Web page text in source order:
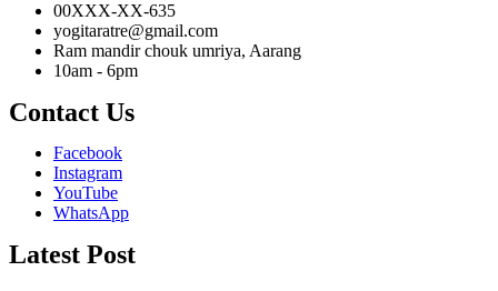
00XXX-XX-635
yogitaratre@gmail.com
Ram mandir chouk umriya, Aarang
10am - 6pm
Contact Us
Facebook
Instagram
YouTube
WhatsApp
Latest Post